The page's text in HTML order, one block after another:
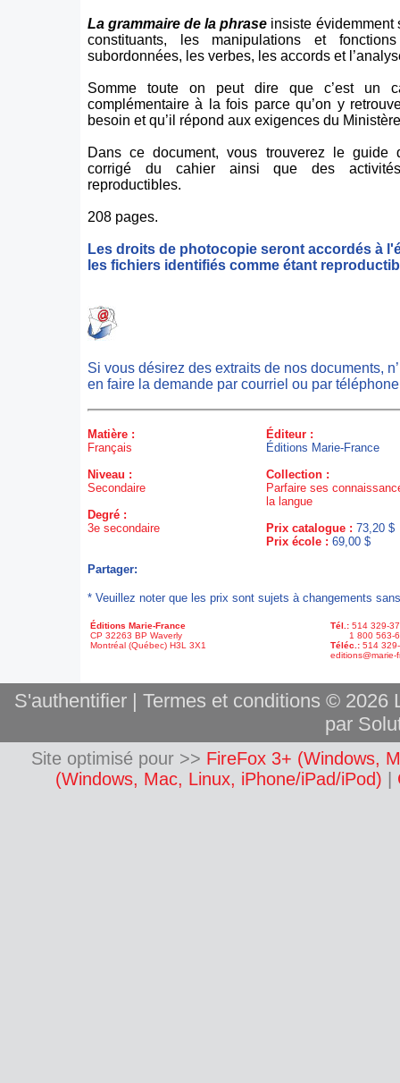
La grammaire de la phrase insiste évidemment
constituants, les manipulations et
subordonnées, les verbes, les accords et
Somme toute on peut dire que c’est un
complémentaire à la fois parce qu’on y
besoin et qu’il répond aux exigences du
Dans ce document, vous trouverez le guide
corrigé du cahier ainsi que des activités
reproductibles.
208 pages.
Les droits de photocopie seront accordés à
les fichiers identifiés comme étant
Si vous désirez des extraits de nos documents,
en faire la demande par courriel ou par
Matière :
Français
Niveau :
Secondaire
Degré :
3e secondaire
Éditeur :
Éditions Marie-France
Collection :
Parfaire ses
la langue
Prix catalogue : 73,20 $
Prix école : 69,00 $
Partager:
* Veuillez noter que les prix sont sujets à changements
Éditions Marie-France
CP 32263 BP Waverly
Montréal (Québec) H3L 3X1
Tél.: 514 329-
1 800 563-
Téléc.: 514
editions@marie-
S'authentifier| Termes et conditions © 2026
par
Site optimisé pour >> FireFox 3+ (Windows,
(Windows, Mac, Linux, iPhone/iPad/iPod)